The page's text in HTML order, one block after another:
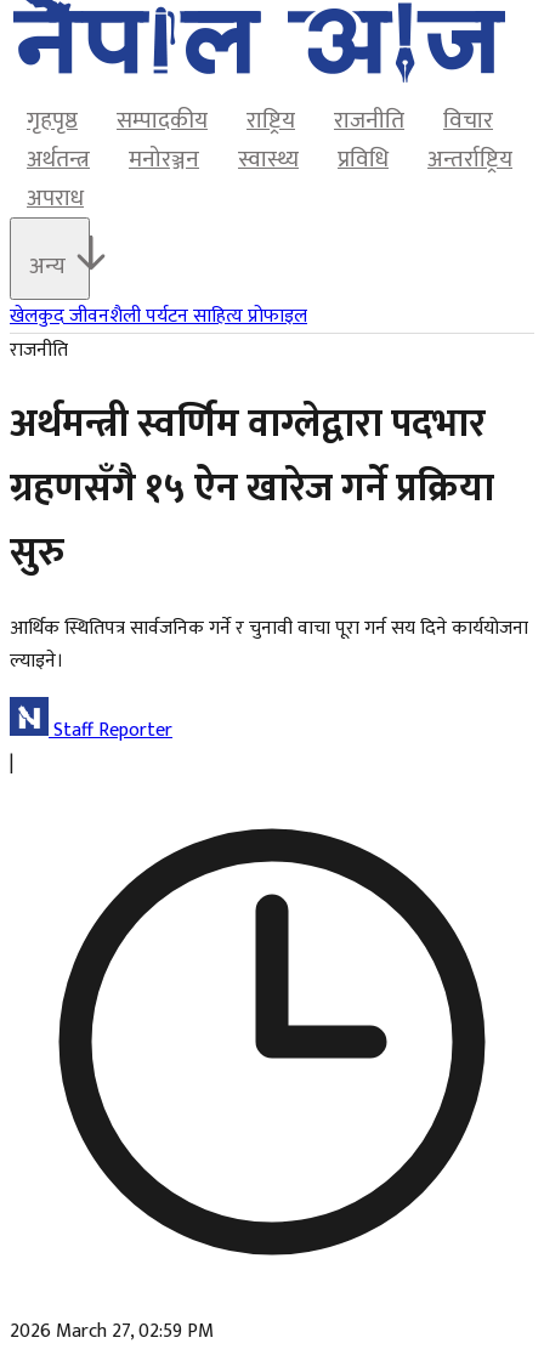
गृहपृष्ठ सम्पादकीय राष्ट्रिय राजनीति
विचार
अर्थतन्त्र
मनोरञ्जन स्वास्थ्य प्रविधि
अन्तर्राष्ट्रिय
अपराध
अन्य
खेलकुदजीवनशैलीपर्यटनसाहित्यप्रोफाइल
राजनीति
अर्थमन्त्री स्वर्णिम वाग्लेद्वारा पदभार
ग्रहणसँगै १५ ऐन खारेज गर्ने प्रक्रिया
सुरु
आर्थिक स्थितिपत्र सार्वजनिक गर्ने र चुनावी वाचा पूरा गर्न सय दिने कार्ययोजना
ल्याइने।
Staff Reporter
|
2026 March 27, 02:59 PM